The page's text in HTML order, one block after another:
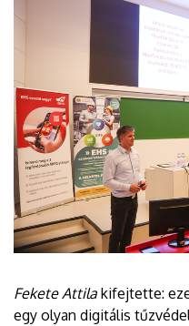
Fekete Attila kifejtette:
egy olyan digitális